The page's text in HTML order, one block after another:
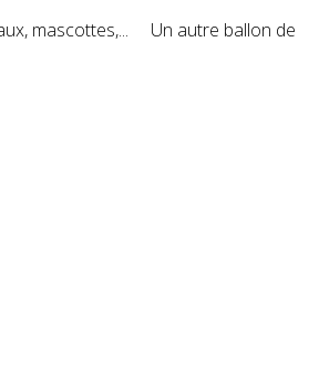
mascottes,... Un autre ballon de